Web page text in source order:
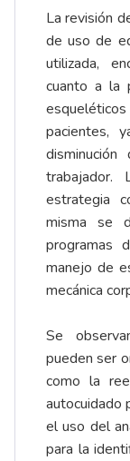
La revisión
de uso de
utilizada,
cuanto a la
esqueléticos
pacientes,
trabajador.
estrategia
misma se
programas
manejo de
mecánica
Se
pueden ser
como la
autocuidado
el uso del
para la